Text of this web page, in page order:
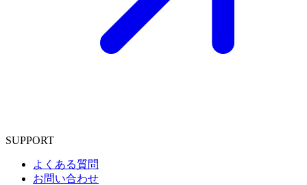
SUPPORT
よくある質問
お問い合わせ